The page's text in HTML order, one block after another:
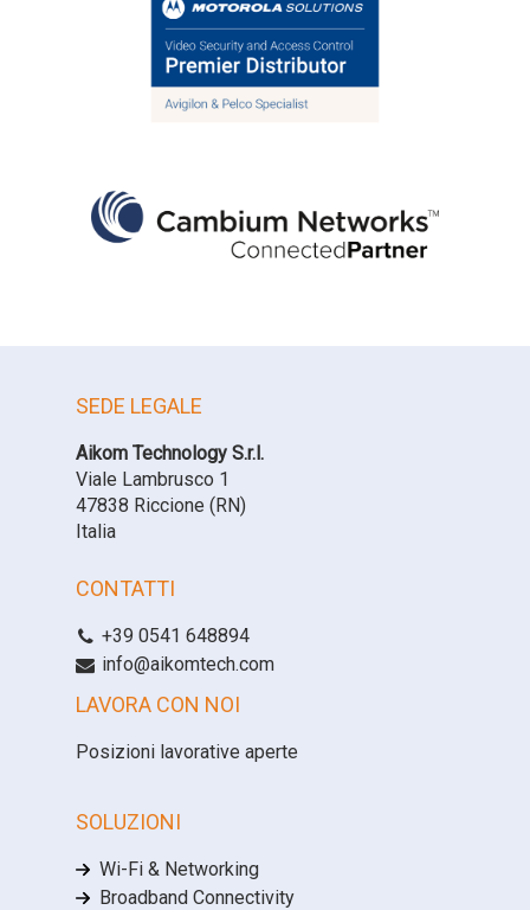
SEDE LEGALE
Aikom Technology S.r.l.
Viale Lambrusco 1
47838 Riccione (RN)
Italia
CONTATTI
+39 0541 648894
info@aikomtech.com
LAVORA CON NOI
Posizioni lavorative aperte
SOLUZIONI
Wi-Fi & Networking
Broadband Connectivity